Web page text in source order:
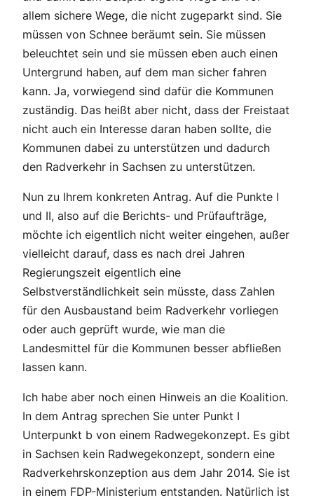
allem sichere Wege, die nicht zugeparkt sind. Sie
müssen von Schnee beräumt sein. Sie müssen
beleuchtet sein und sie müssen eben auch einen
Untergrund haben, auf dem man sicher fahren
kann. Ja, vorwiegend sind dafür die Kommunen
zuständig. Das heißt aber nicht, dass der Freistaat
nicht auch ein Interesse daran haben sollte, die
Kommunen dabei zu unterstützen und dadurch
den Radverkehr in Sachsen zu unterstützen.
Nun zu Ihrem konkreten Antrag. Auf die Punkte I
und II, also auf die Berichts- und Prüfaufträge,
möchte ich eigentlich nicht weiter eingehen, außer
vielleicht darauf, dass es nach drei Jahren
Regierungszeit eigentlich eine
Selbstverständlichkeit sein müsste, dass Zahlen
für den Ausbaustand beim Radverkehr vorliegen
oder auch geprüft wurde, wie man die
Landesmittel für die Kommunen besser abfließen
lassen kann.
Ich habe aber noch einen Hinweis an die Koalition.
In dem Antrag sprechen Sie unter Punkt I
Unterpunkt b von einem Radwegekonzept. Es gibt
in Sachsen kein Radwegekonzept, sondern eine
Radverkehrskonzeption aus dem Jahr 2014. Sie ist
in einem FDP-Ministerium entstanden. Natürlich ist